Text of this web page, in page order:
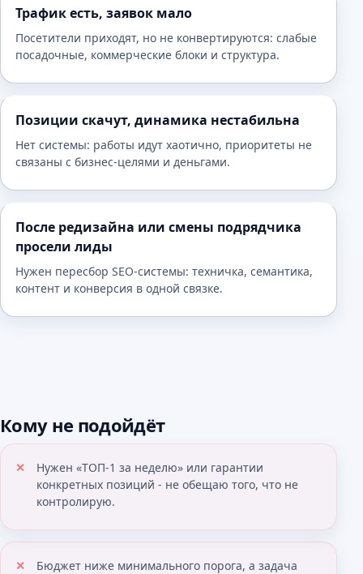
Трафик есть, заявок мало
Посетители приходят, но не конвертируются: слабые
посадочные, коммерческие блоки и структура.
Позиции скачут, динамика нестабильна
Нет системы: работы идут хаотично, приоритеты не
связаны с бизнес-целями и деньгами.
После редизайна или смены подрядчика
просели лиды
Нужен пересбор SEO-системы: техничка, семантика,
контент и конверсия в одной связке.
Кому не подойдёт
Нужен «ТОП-1 за неделю» или гарантии
конкретных позиций - не обещаю того, что не
контролирую.
Бюджет ниже минимального порога, а задача